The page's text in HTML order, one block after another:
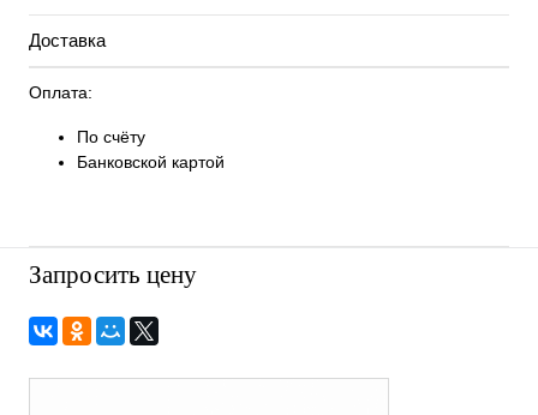
Доставка
Оплата:
По счёту
Банковской картой
Запросить цену